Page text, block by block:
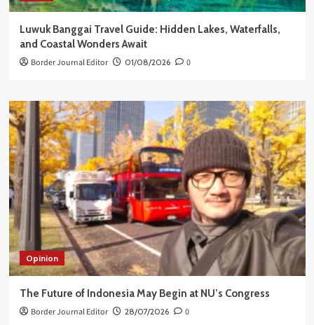
Luwuk Banggai Travel Guide: Hidden Lakes, Waterfalls,
and Coastal Wonders Await
Border Journal Editor 01/08/2026 0
Opinion
The Future of Indonesia May Begin at NU’s Congress
Border Journal Editor 28/07/2026 0